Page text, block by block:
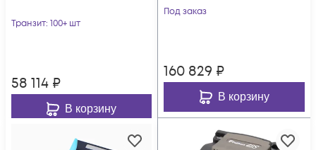
Транзит: 100+ шт
58 114 ₽
В корзину
скалывателем Mini-
Под заказ
160 829 ₽
В корзину